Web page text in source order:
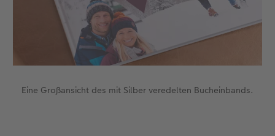
Eine Großansicht des mit Silber veredelten Bucheinbands.